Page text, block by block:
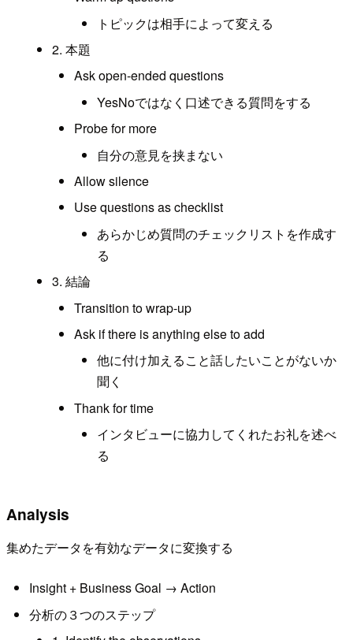
トピックは相手によって変える
2. 本題
Ask open-ended questions
YesNoではなく口述できる質問をする
Probe for more
自分の意見を挟まない
Allow silence
Use questions as checklist
あらかじめ質問のチェックリストを作成す
る
3. 結論
Transition to wrap-up
Ask if there is anything else to add
他に付け加えること話したいことがないか
聞く
Thank for time
インタビューに協力してくれたお礼を述べ
る
Analysis
集めたデータを有効なデータに変換する
Insight + Business Goal → Action
分析の３つのステップ